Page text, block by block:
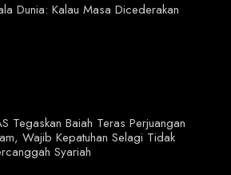
Dunia: Kalau Masa Dicederakan
Tegaskan Baiah Teras Perjuangan
Wajib Kepatuhan Selagi Tidak
Syariah